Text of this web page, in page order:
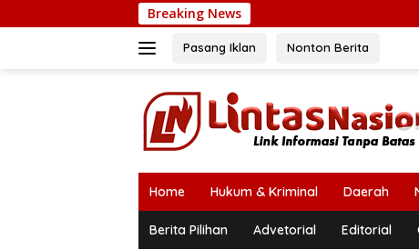
ke
Breaking News
Pasang Iklan Nonton Berita
Home Hukum & Kriminal Daerah
Berita Pilihan Advetorial Editorial